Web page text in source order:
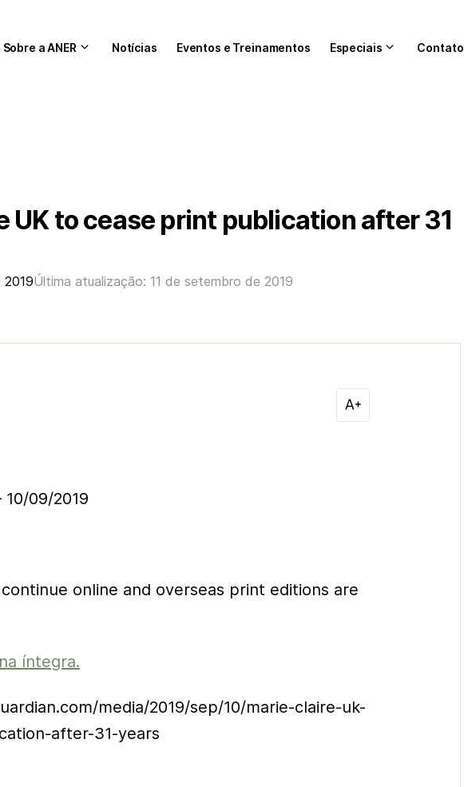
Sobre a ANER Notícias Eventos e Treinamentos Especiais Contato
UK to cease print publication after 31
2019Última atualização: 11 de setembro de 2019
10/09/2019
continue online and overseas print editions are
íntegra.
media/2019/sep/10/marie-claire-uk-
after-31-years